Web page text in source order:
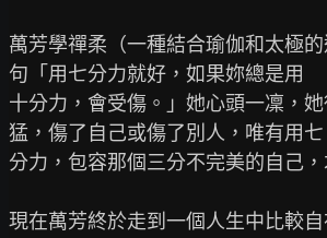
萬芳學禪柔（一種結合瑜伽和太極
句「用七分力就好，如果妳總是用
十分力，會受傷。」她心頭一凜，
猛，傷了自己或傷了別人，唯有用七
分力，包容那個三分不完美的自己，
現在萬芳終於走到一個人生中比較